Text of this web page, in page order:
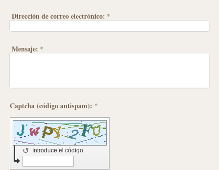
Dirección de correo electrónico: *
Mensaje: *
Captcha (código antispam): *
Introduce el código.
↺